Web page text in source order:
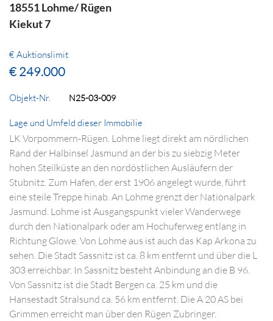
18551 Lohme/ Rügen
Kiekut 7
€ Auktionslimit
€ 249.000
Objekt-Nr. N25-03-009
Lage und Umfeld dieser Immobilie
LK Vorpommern-Rügen. Lohme liegt direkt am nördlichen
Rand der Halbinsel Jasmund an der bis zu siebzig Meter
hohen Steilküste an den nordöstlichen Ausläufern der
Stubnitz. Zum Hafen, der erst 1906 angelegt wurde, führt
eine steile Treppe hinab. An Lohme grenzt der Nationalpark
Jasmund. Lohme ist Ausgangspunkt vieler Wanderwege
durch den Nationalpark oder am Hochuferweg entlang in
Richtung Glowe. Von Lohme aus ist auch das Kap Arkona zu
sehen. Die Stadt Sassnitz ist ca. 8 km entfernt und über die L
303 erreichbar. In Sassnitz besteht Anbindung an die B 96.
Von Sassnitz ist die Stadt Bergen ca. 25 km und die
Hansestadt Stralsund ca. 56 km entfernt. Die A 20 AS bei
Grimmen erreicht man über den Rügen Zubringer.